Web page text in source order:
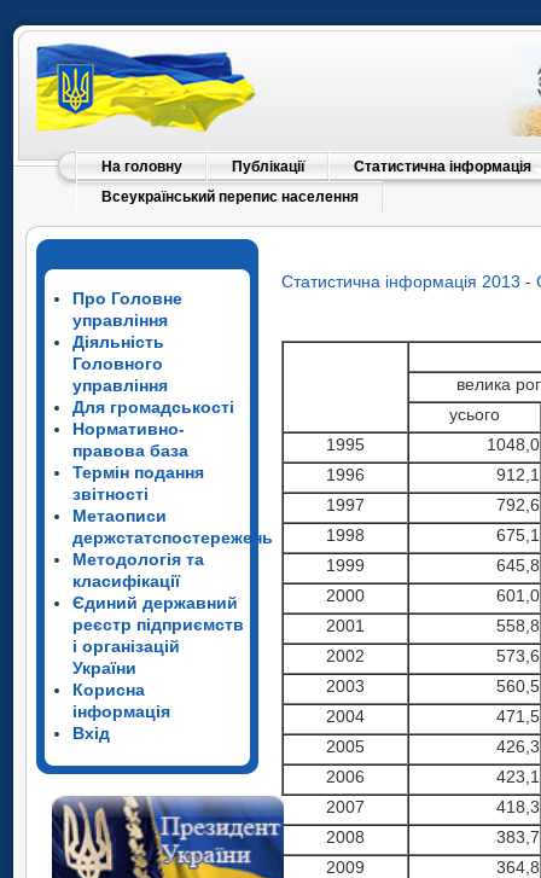
На головну Публікації
Статистична інформація
Всеукраїнський перепис населення
Про Головне
управління
Діяльність
Головного
управління
Для громадськості
Нормативно-
правова база
Термін подання
звітності
Метаописи
держстатспостережень
Методологія та
класифікації
Єдиний державний
реєстр підприємств
і організацій
України
Корисна
інформація
Вхід
Статистична інформація 2013 -
велика
усього
1995
1048,0
1996
912,1
1997
792,6
1998
675,1
1999
645,8
2000
601,0
2001
558,8
2002
573,6
2003
560,5
2004
471,5
2005
426,3
2006
423,1
2007
418,3
2008
383,7
2009
364,8